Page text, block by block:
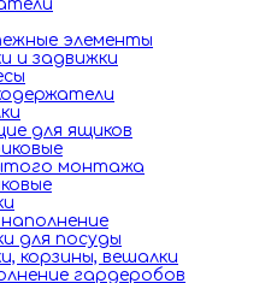
элементы
и задвижки
для ящиков
монтажа
для посуды
корзины, вешалки
гардеробов